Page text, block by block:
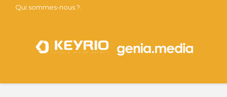
Qui sommes-nous ?.